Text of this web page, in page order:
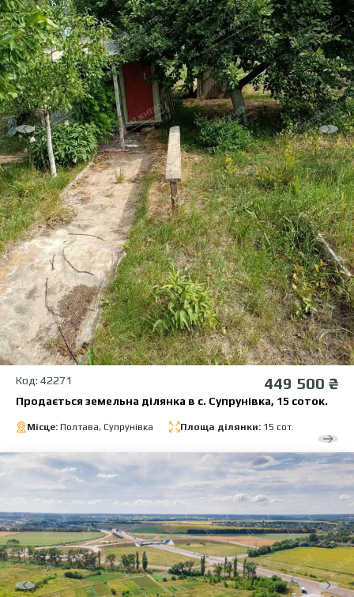
Код: 42271 449 500 ₴
Продається земельна ділянка в с. Супрунівка, 15 соток.
Місце: Полтава, Супрунівка Площа ділянки: 15 сот.